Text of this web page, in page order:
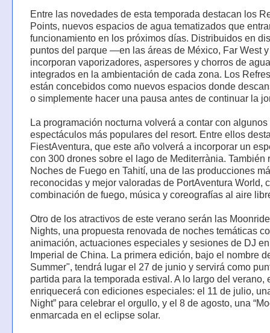
Entre las novedades de esta temporada destacan los
Points, nuevos espacios de agua tematizados que
funcionamiento en los próximos días. Distribuidos en
puntos del parque —en las áreas de México, Far West
incorporan vaporizadores, aspersores y chorros de agua
integrados en la ambientación de cada zona. Los
están concebidos como nuevos espacios donde
o simplemente hacer una pausa antes de continuar la
La programación nocturna volverá a contar con algunos
espectáculos más populares del resort. Entre ellos
FiestAventura, que este año volverá a incorporar un
con 300 drones sobre el lago de Mediterrània. También
Noches de Fuego en Tahití, una de las producciones
reconocidas y mejor valoradas de PortAventura World,
combinación de fuego, música y coreografías al aire
Otro de los atractivos de este verano serán las
Nights, una propuesta renovada de noches temáticas
animación, actuaciones especiales y sesiones de DJ
Imperial de China. La primera edición, bajo el nombre
Summer", tendrá lugar el 27 de junio y servirá como
partida para la temporada estival. A lo largo del verano,
enriquecerá con ediciones especiales: el 11 de julio,
Night” para celebrar el orgullo, y el 8 de agosto, una
enmarcada en el eclipse solar.